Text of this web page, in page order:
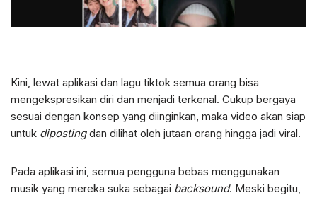
Kini, lewat aplikasi dan lagu tiktok semua orang bisa
mengekspresikan diri dan menjadi terkenal. Cukup bergaya
sesuai dengan konsep yang diinginkan, maka video akan siap
untuk dipostingdan dilihat oleh jutaan orang hingga jadi viral.
Pada aplikasi ini, semua pengguna bebas menggunakan
musik yang mereka suka sebagai backsound. Meski begitu,